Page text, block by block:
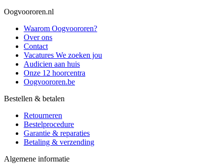
Oogvoororen.nl
Waarom Oogvoororen?
Over ons
Contact
Vacatures We zoeken jou
Audicien aan huis
Onze 12 hoorcentra
Oogvoororen.be
Bestellen & betalen
Retourneren
Bestelprocedure
Garantie & reparaties
Betaling & verzending
Algemene informatie